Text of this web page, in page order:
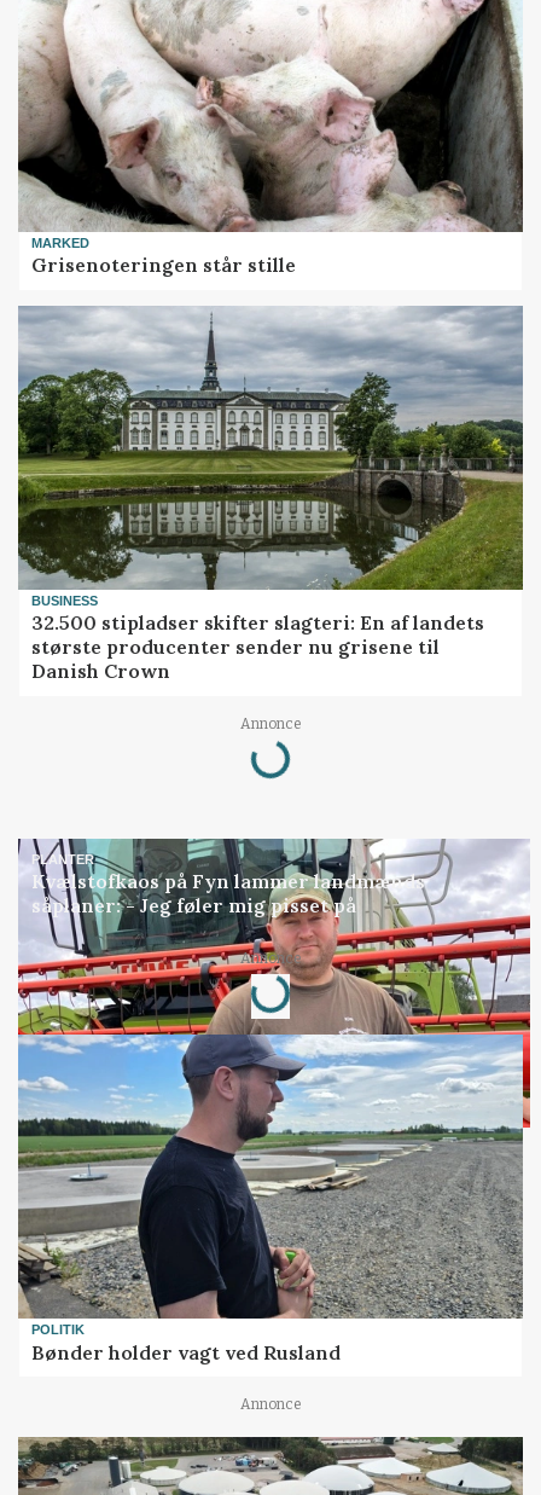
MARKED
Grisenoteringen står stille
BUSINESS
32.500 stipladser skifter slagteri: En af landets
største producenter sender nu grisene til
Danish Crown
Annonce
Loading...
PLANTER
Kvælstofkaos på Fyn lammer landmænds
såplaner: - Jeg føler mig pisset på
Annonce
Loading...
POLITIK
Bønder holder vagt ved Rusland
Annonce